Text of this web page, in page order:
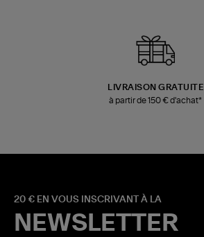
LIVRAISON GRATUITE
à partir de 150 € d'achat*
20 € EN VOUS INSCRIVANT À LA
NEWSLETTER